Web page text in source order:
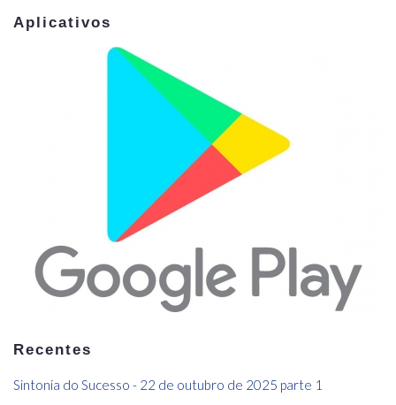
Aplicativos
Recentes
Sintonia do Sucesso - 22 de outubro de 2025 parte 1